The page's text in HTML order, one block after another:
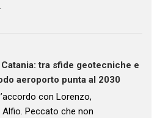
tra sfide geotecniche e
aeroporto punta al 2030
con Lorenzo,
Alfio. Peccato che non